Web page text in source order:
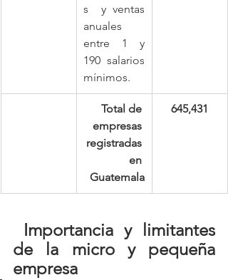
s  y ventas
anuales
entre 1 y
190 salarios
mínimos.
Total de
empresas
registradas
en
Guatemala
645,431
Importancia y limitantes
de la micro y pequeña
empresa